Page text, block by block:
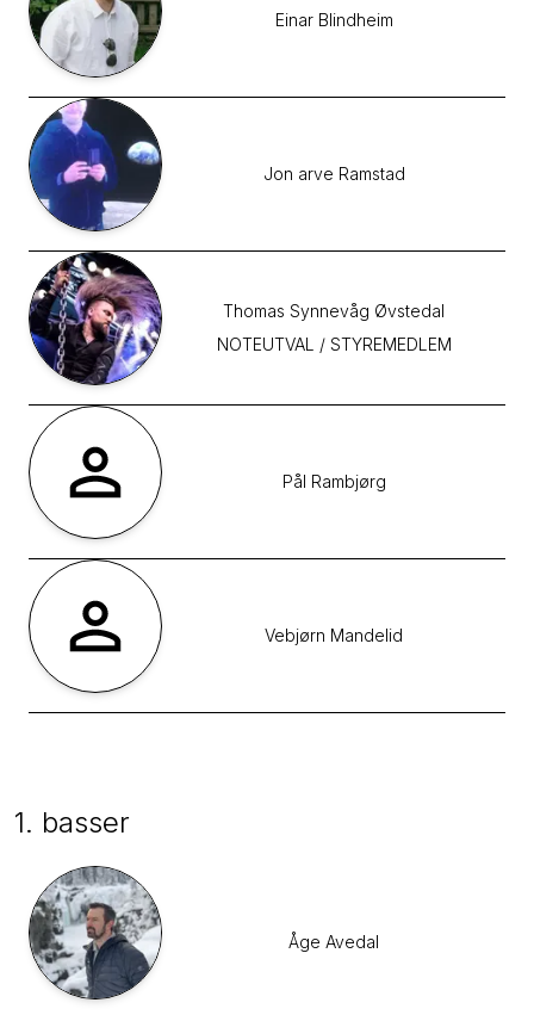
Einar Blindheim
Jon arve Ramstad
Thomas Synnevåg Øvstedal
NOTEUTVAL / STYREMEDLEM
Pål Rambjørg
Vebjørn Mandelid
1. basser
Åge Avedal